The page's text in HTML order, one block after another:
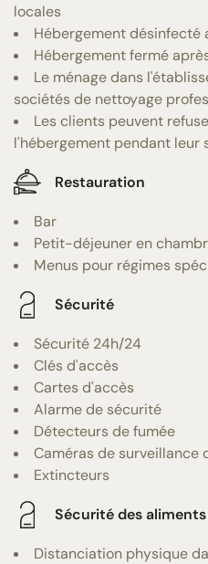
locales
Hébergement désinfecté
Hébergement fermé
Le ménage dans
sociétés de nettoyage
Les clients peuvent
l'hébergement pendant leur
Restauration
Bar
Petit-déjeuner en
Menus pour régimes
Sécurité
Sécurité 24h/24
Clés d'accès
Cartes d'accès
Alarme de sécurité
Détecteurs de fumée
Caméras de surveillance
Extincteurs
Sécurité des
Distanciation physique